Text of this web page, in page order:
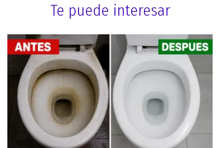
Te puede interesar